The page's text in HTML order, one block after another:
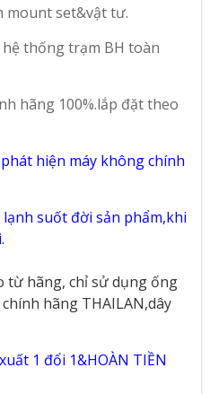
mount set&vật tư.
thống trạm BH toàn
hãng 100%.lắp đặt theo
hiện máy không chính
suốt đời sản phẩm,khi
từ hãng, chỉ sử dụng ống
hãng THAILAN,dây
1 đổi 1&HOÀN TIỀN